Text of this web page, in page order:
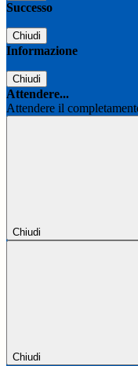
Successo
Chiudi
Informazione
Chiudi
Attendere...
Attendere il
Chiudi
Chiudi